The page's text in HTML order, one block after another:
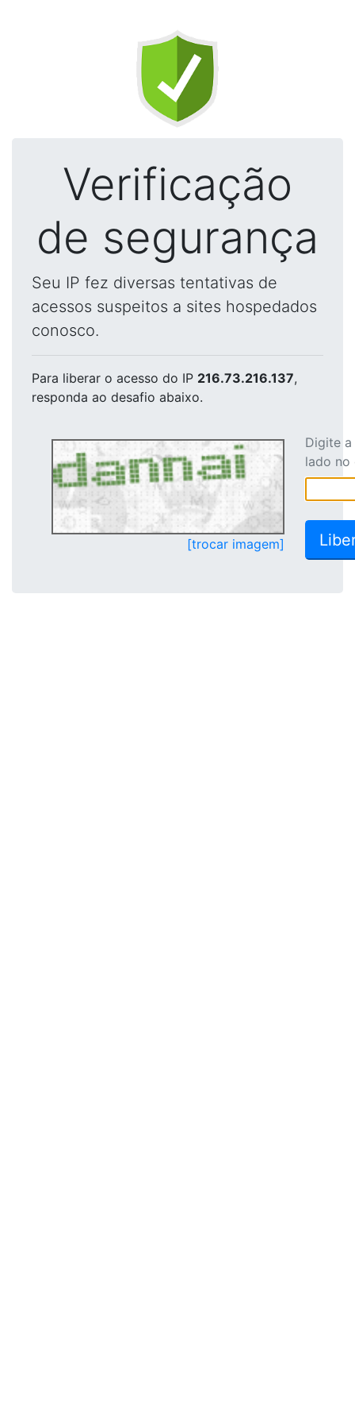
Verificação
de segurança
Seu IP fez diversas tentativas de
acessos suspeitos a sites hospedados
conosco.
Para liberar o acesso do IP 216.73.216.137,
responda ao desafio abaixo.
[trocar imagem]
Digite
lado no